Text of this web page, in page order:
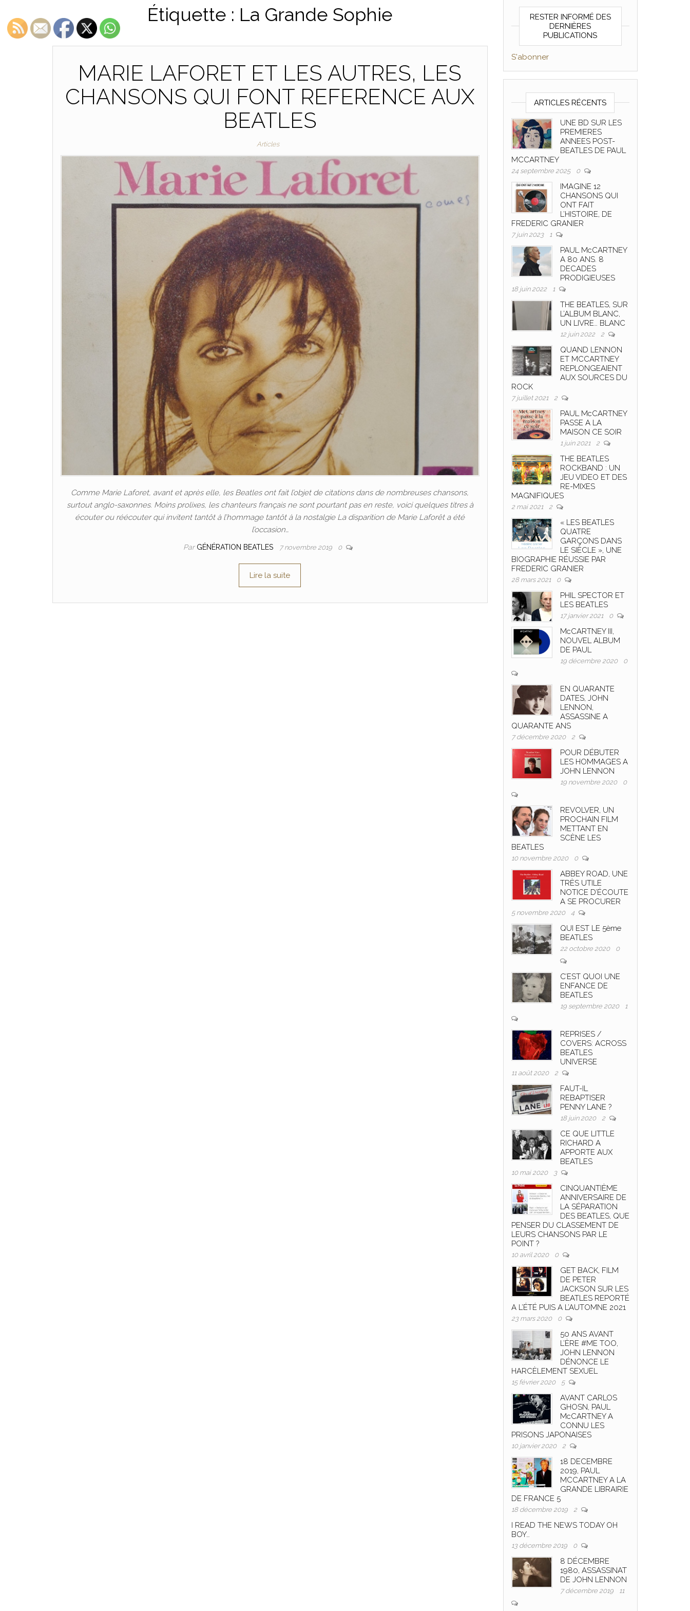
Étiquette : La Grande Sophie
MARIE LAFORET ET LES AUTRES, LES
CHANSONS QUI FONT REFERENCE AUX
BEATLES
Articles
Comme Marie Laforet, avant et après elle, les Beatles ont fait l’objet de citations dans de nombreuses chansons,
surtout anglo-saxonnes. Moins prolixes, les chanteurs français ne sont pourtant pas en reste, voici quelques titres à
écouter ou réécouter qui invitent tantôt à l’hommage tantôt à la nostalgie La disparition de Marie Laforêt a été
l’occasion…
Par GÉNÉRATION BEATLES 7 novembre 2019 0
Lire la suite
RESTER INFORMÉ DES
DERNIÈRES
PUBLICATIONS
S'abonner
ARTICLES RÉCENTS
UNE BD SUR LES
PREMIERES
ANNEES POST-
BEATLES DE PAUL
MCCARTNEY
24 septembre 2025 0
IMAGINE 12
CHANSONS QUI
ONT FAIT
L’HISTOIRE, DE
FREDERIC GRANIER
7 juin 2023 1
PAUL McCARTNEY
A 80 ANS. 8
DECADES
PRODIGIEUSES
18 juin 2022 1
THE BEATLES, SUR
L’ALBUM BLANC,
UN LIVRE… BLANC
12 juin 2022 2
QUAND LENNON
ET MCCARTNEY
REPLONGEAIENT
AUX SOURCES DU
ROCK
7 juillet 2021 2
PAUL McCARTNEY
PASSE A LA
MAISON CE SOIR
1 juin 2021 2
THE BEATLES
ROCKBAND : UN
JEU VIDEO ET DES
RE-MIXES
MAGNIFIQUES
2 mai 2021 2
« LES BEATLES
QUATRE
GARÇONS DANS
LE SIÈCLE », UNE
BIOGRAPHIE RÉUSSIE PAR
FREDERIC GRANIER
28 mars 2021 0
PHIL SPECTOR ET
LES BEATLES
17 janvier 2021 0
McCARTNEY III,
NOUVEL ALBUM
DE PAUL
19 décembre 2020 0
EN QUARANTE
DATES, JOHN
LENNON,
ASSASSINE A
QUARANTE ANS
7 décembre 2020 2
POUR DÉBUTER
LES HOMMAGES A
JOHN LENNON
19 novembre 2020 0
REVOLVER, UN
PROCHAIN FILM
METTANT EN
SCÈNE LES
BEATLES
10 novembre 2020 0
ABBEY ROAD, UNE
TRÈS UTILE
NOTICE D’ÉCOUTE
A SE PROCURER
5 novembre 2020 4
QUI EST LE 5ème
BEATLES
22 octobre 2020 0
C’EST QUOI UNE
ENFANCE DE
BEATLES
19 septembre 2020 1
REPRISES /
COVERS: ACROSS
BEATLES
UNIVERSE
11 août 2020 2
FAUT-IL
REBAPTISER
PENNY LANE ?
18 juin 2020 2
CE QUE LITTLE
RICHARD A
APPORTE AUX
BEATLES
10 mai 2020 3
CINQUANTIÈME
ANNIVERSAIRE DE
LA SÉPARATION
DES BEATLES, QUE
PENSER DU CLASSEMENT DE
LEURS CHANSONS PAR LE
POINT ?
10 avril 2020 0
GET BACK, FILM
DE PETER
JACKSON SUR LES
BEATLES REPORTÉ
A L’ÉTÉ PUIS A L’AUTOMNE 2021
23 mars 2020 0
50 ANS AVANT
L’ÈRE #ME TOO,
JOHN LENNON
DÉNONCE LE
HARCÈLEMENT SEXUEL
15 février 2020 5
AVANT CARLOS
GHOSN, PAUL
McCARTNEY A
CONNU LES
PRISONS JAPONAISES
10 janvier 2020 2
18 DECEMBRE
2019, PAUL
MCCARTNEY A LA
GRANDE LIBRAIRIE
DE FRANCE 5
18 décembre 2019 2
I READ THE NEWS TODAY OH
BOY…
13 décembre 2019 0
8 DÉCEMBRE
1980, ASSASSINAT
DE JOHN LENNON
7 décembre 2019 11